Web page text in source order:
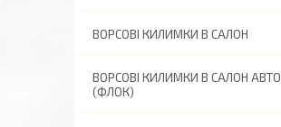
ВОРСОВІ КИЛИМКИ В САЛОН
ВОРСОВІ КИЛИМКИ В САЛОН АВТО
(ФЛОК)